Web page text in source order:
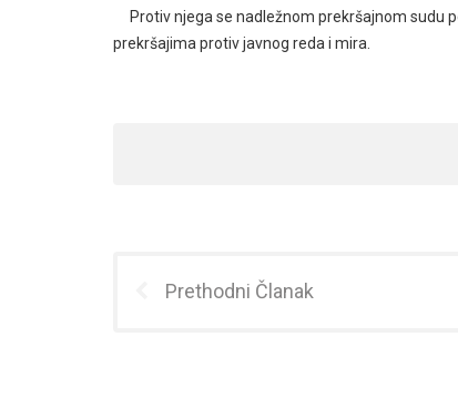
Protiv njega se nadležnom prekršajnom sudu
prekršajima protiv javnog reda i mira.
Prethodni Članak